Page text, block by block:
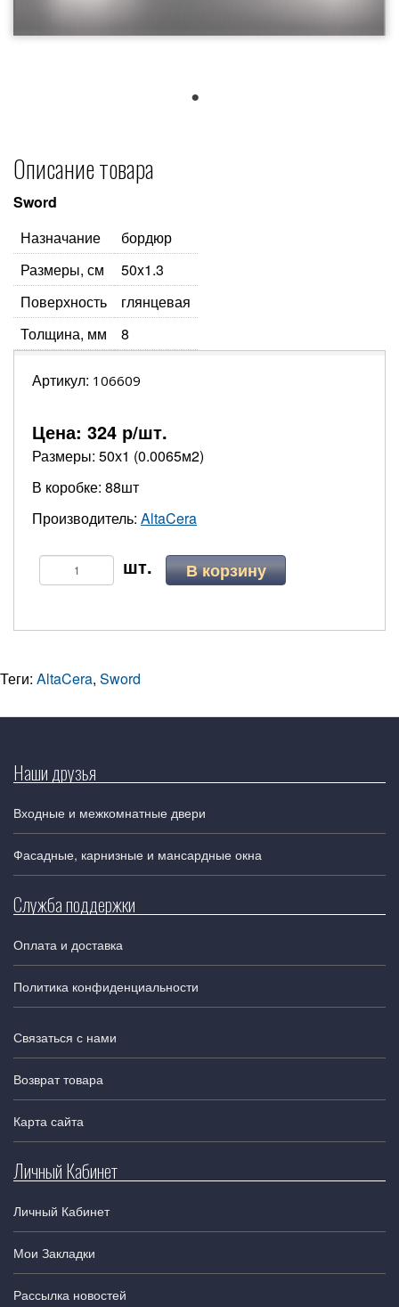
Описание товара
Sword
Назначание
бордюр
Размеры, см
50x1.3
Поверхность
глянцевая
Толщина, мм
8
Артикул: 106609
Цена: 324 р/шт.
Размеры: 50х1 (0.0065м2)
В коробке: 88шт
Производитель: AltaCera
В корзину
Теги: AltaCera, Sword
Наши друзья
Входные и межкомнатные двери
Фасадные, карнизные и мансардные окна
Служба поддержки
Оплата и доставка
Политика конфиденциальности
Связаться с нами
Возврат товара
Карта сайта
Личный Кабинет
Личный Кабинет
Мои Закладки
Рассылка новостей